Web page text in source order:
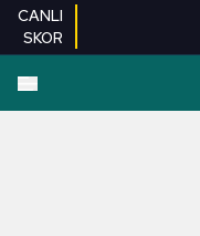
CANLI
SKOR